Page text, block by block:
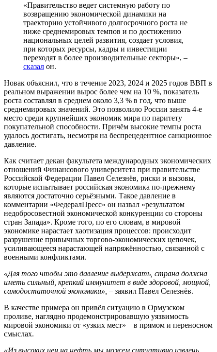
«Правительство ведет системную работу по
возвращению экономической динамики на
траекторию устойчивого долгосрочного роста не
ниже среднемировых темпов и по достижению
национальных целей развития, создает условия,
при которых ресурсы, кадры и инвестиции
переходят в более производительные секторы», –
сказал он.
Новак объяснил, что в течение 2023, 2024 и 2025 годов ВВП в
реальном выражении вырос более чем на 10 %, показатель
роста составлял в среднем около 3,3 % в год, что выше
среднемировых значений. Это позволило России занять 4-е
место среди крупнейших экономик мира по паритету
покупательной способности. Причём высокие темпы роста
удалось достигать, несмотря на беспрецедентное санкционное
давление.
Как считает декан факультета международных экономических
отношений Финансового университета при правительстве
Российской Федерации Павел Селезнёв, риски и вызовы,
которые испытывает российская экономика по-прежнему
являются достаточно серьёзными. Такое давление в
комментарии «ФедералПресс» он назвал «результатом
недобросовестной экономической конкуренции со стороны
стран Запада». Кроме того, по его словам, в мировой
экономике нарастает хаотизация процессов: происходит
разрушение привычных торгово-экономических цепочек,
усиливающееся нарастающей напряжённостью, связанной с
военными конфликтами.
«Для того чтобы это давление выдержать, страна должна
иметь сильный, крепкий иммунитет в виде здоровой, мощной,
самодостаточной экономики», – заявил Павел Селезнёв.
В качестве примера он привёл ситуацию в Ормузском
проливе, наглядно продемонстрировавшую уязвимость
мировой экономики от «узких мест» – в прямом и переносном
смыслах.
«Из высоких цен на нефть мы можем ситуативно извлечь